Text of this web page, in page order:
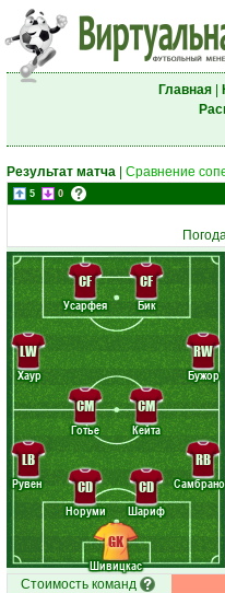
Главная|
Результат матча Сравнение
5 0
Шивицкас
Рувен
Норуми
Шариф
Самбрано
Хаур
Готье Кейта
Бужор
Усарфея Бик
GK
LB
CD
CD
RB
LW
CM CM
RW
CF CF
Стоимость команд